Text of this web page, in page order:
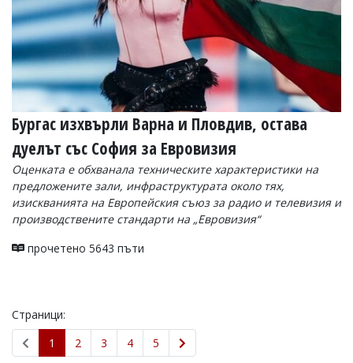
Бургас изхвърли Варна и Пловдив, остава
дуелът със София за Евровизия
Оценката е обхванала техническите характеристики на
предложените зали, инфраструктурата около тях,
изискванията на Европейския съюз за радио и телевизия и
производствените стандарти на „Евровизия“
прочетено 5643 пъти
Страници:
1
2 3 4 5